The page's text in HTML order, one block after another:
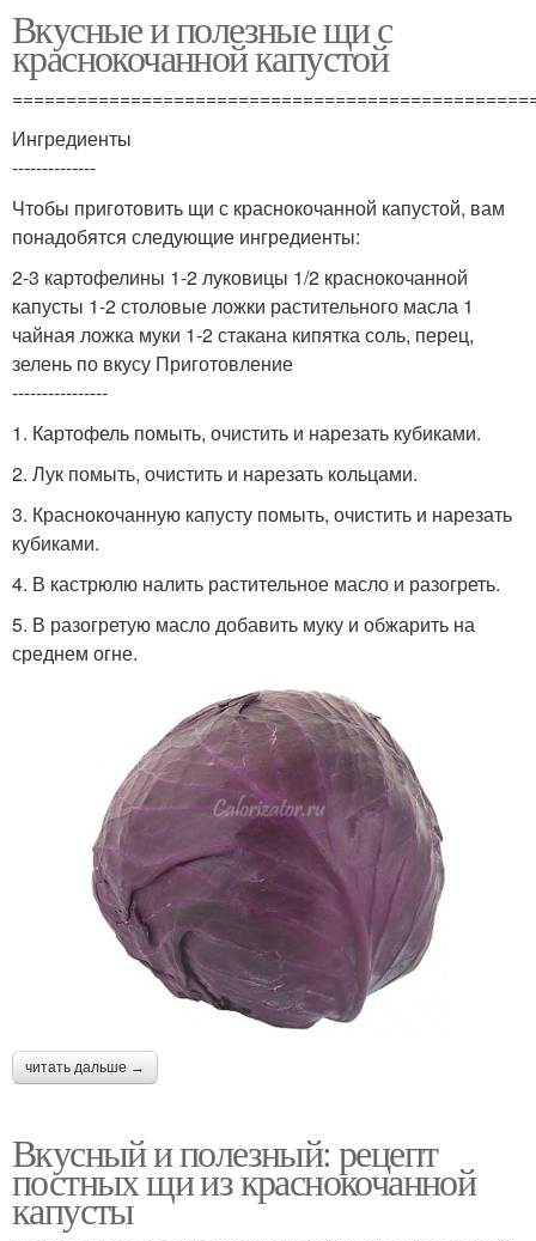
Вкусные и полезные щи с
краснокочанной капустой
Ингредиенты
--------------
Чтобы приготовить щи с краснокочанной капустой, вам
понадобятся следующие ингредиенты:
2-3 картофелины 1-2 луковицы 1/2 краснокочанной
капусты 1-2 столовые ложки растительного масла 1
чайная ложка муки 1-2 стакана кипятка соль, перец,
зелень по вкусу Приготовление
----------------
1. Картофель помыть, очистить и нарезать кубиками.
2. Лук помыть, очистить и нарезать кольцами.
3. Краснокочанную капусту помыть, очистить и нарезать
кубиками.
4. В кастрюлю налить растительное масло и разогреть.
5. В разогретую масло добавить муку и обжарить на
среднем огне.
читать дальше →
Вкусный и полезный: рецепт
постных щи из краснокочанной
капусты